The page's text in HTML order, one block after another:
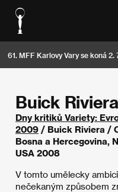
61. MFF Karlovy Vary se koná 2.
Buick Riviera
Dny kritiků Variety:
2009 / Buick Riviera /
Bosna a Hercegovina,
USA 2008
V tomto umělecky
nečekaným způsobem